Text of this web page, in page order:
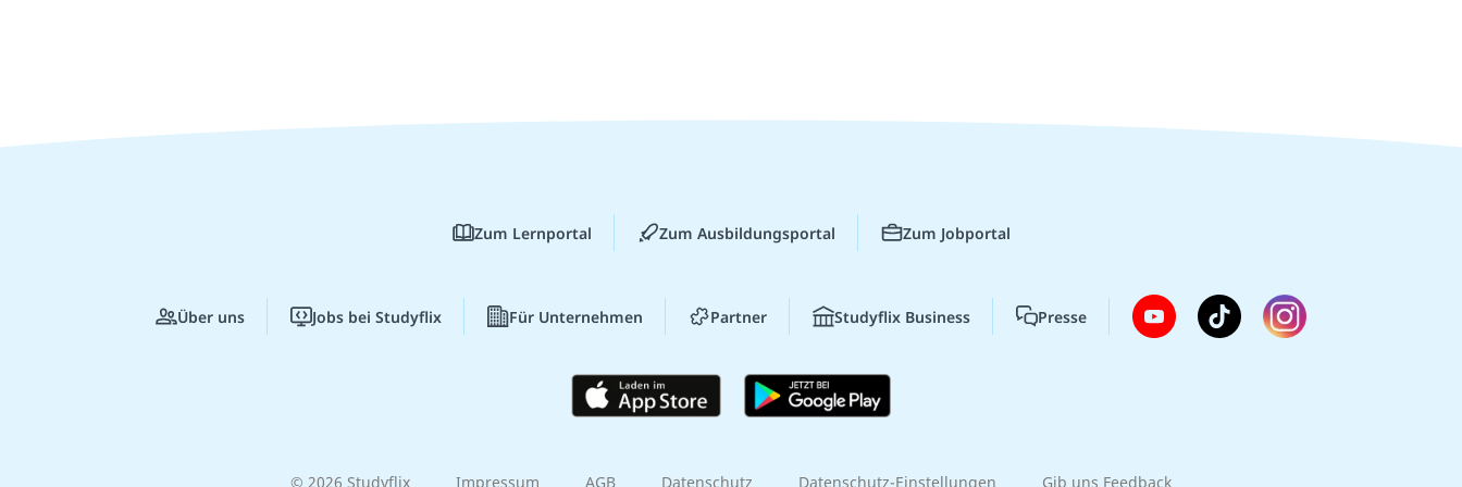
Zum Lernportal Zum Ausbildungsportal Zum Jobportal
Über uns Jobs bei Studyflix Für Unternehmen Partner Studyflix Business Presse
© 2026 Studyflix Impressum AGB Datenschutz Datenschutz-Einstellungen Gib uns Feedback